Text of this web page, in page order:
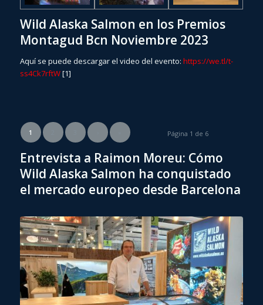
Wild Alaska Salmon en los Premios
Montagud Bcn Noviembre 2023
Aquí se puede descargar el video del evento: https://we.tl/t-
ss4Ck7rftW[1]
Página 1 de 6
1
Entrevista a Raimon Moreu: Cómo
Wild Alaska Salmon ha conquistado
el mercado europeo desde Barcelona